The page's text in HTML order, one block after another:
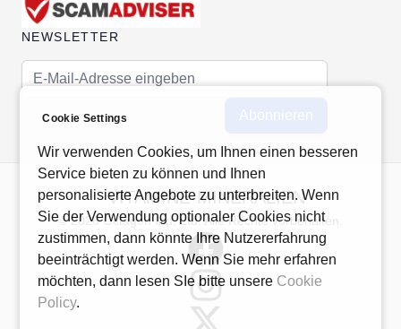
NEWSLETTER
E-Mail-Adresse
VITAMINE-MINERALIEN
© 2026 Octagon Ind. Ltd. Alle Rechte vorbehalten.
Cookie Settings
Wir verwenden Cookies, um Ihnen einen besseren
Service bieten zu können und Ihnen
personalisierte Angebote zu unterbreiten. Wenn
Sie der Verwendung optionaler Cookies nicht
zustimmen, dann könnte Ihre Nutzererfahrung
beeinträchtigt werden. Wenn Sie mehr erfahren
möchten, dann lesen SIe bitte unsere Cookie
Policy.